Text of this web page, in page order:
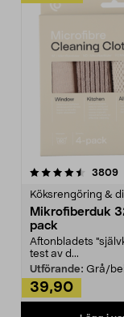
3809
Köksrengöring &
Mikrofiberduk
pack
Aftonbladets
test av d...
Utförande: Grå/
39,90
4.0av 5